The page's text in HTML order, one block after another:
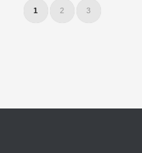
1 2 3